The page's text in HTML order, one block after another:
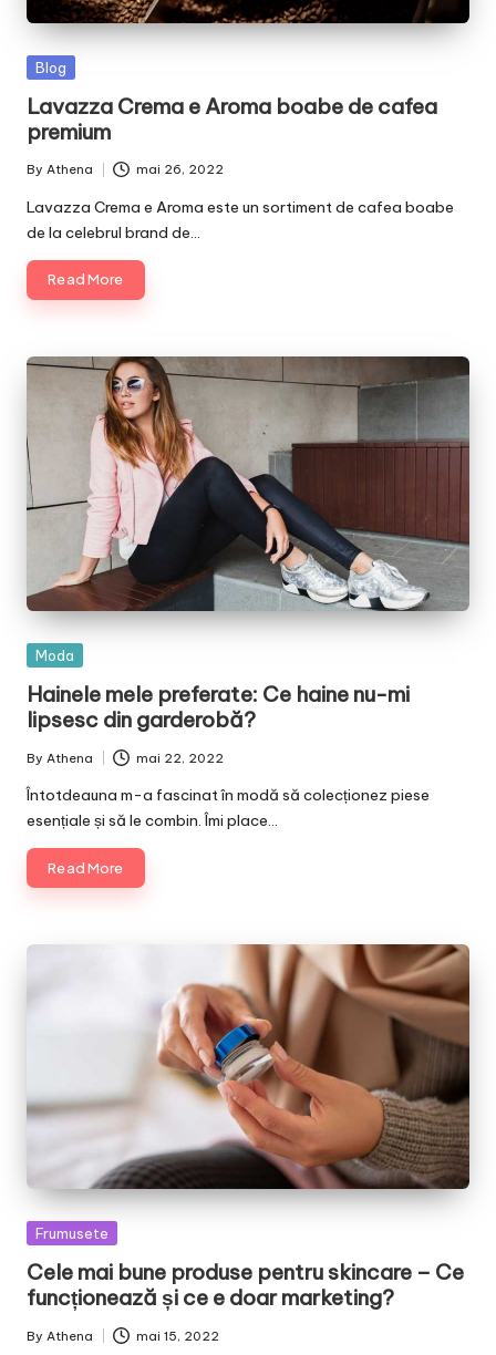
Posted
Blog
Lavazza Crema e Aroma boabe de cafea
premium
Posted
by
By Athena mai 26, 2022
Lavazza Crema e Aroma este un sortiment de cafea boabe
de la celebrul brand de…
Read More
Posted
Moda
Hainele mele preferate: Ce haine nu-mi
lipsesc din garderobă?
Posted
by
By Athena mai 22, 2022
Întotdeauna m-a fascinat în modă să colecționez piese
esențiale și să le combin. Îmi place…
Read More
Posted
Frumusete
Cele mai bune produse pentru skincare – Ce
funcționează și ce e doar marketing?
Posted
By Athena mai 15, 2022